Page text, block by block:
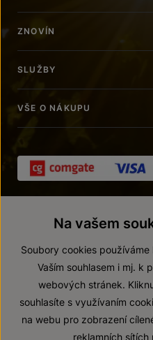
ZNOVÍN
SLUŽBY
VŠE O NÁKUPU
© 2026
Prohlášení
Na vašem
Soubory cookies
Vaším souhlasem i mj. k
webových stránek.
souhlasíte s využívaním
na webu pro zobrazení
reklamních sítích